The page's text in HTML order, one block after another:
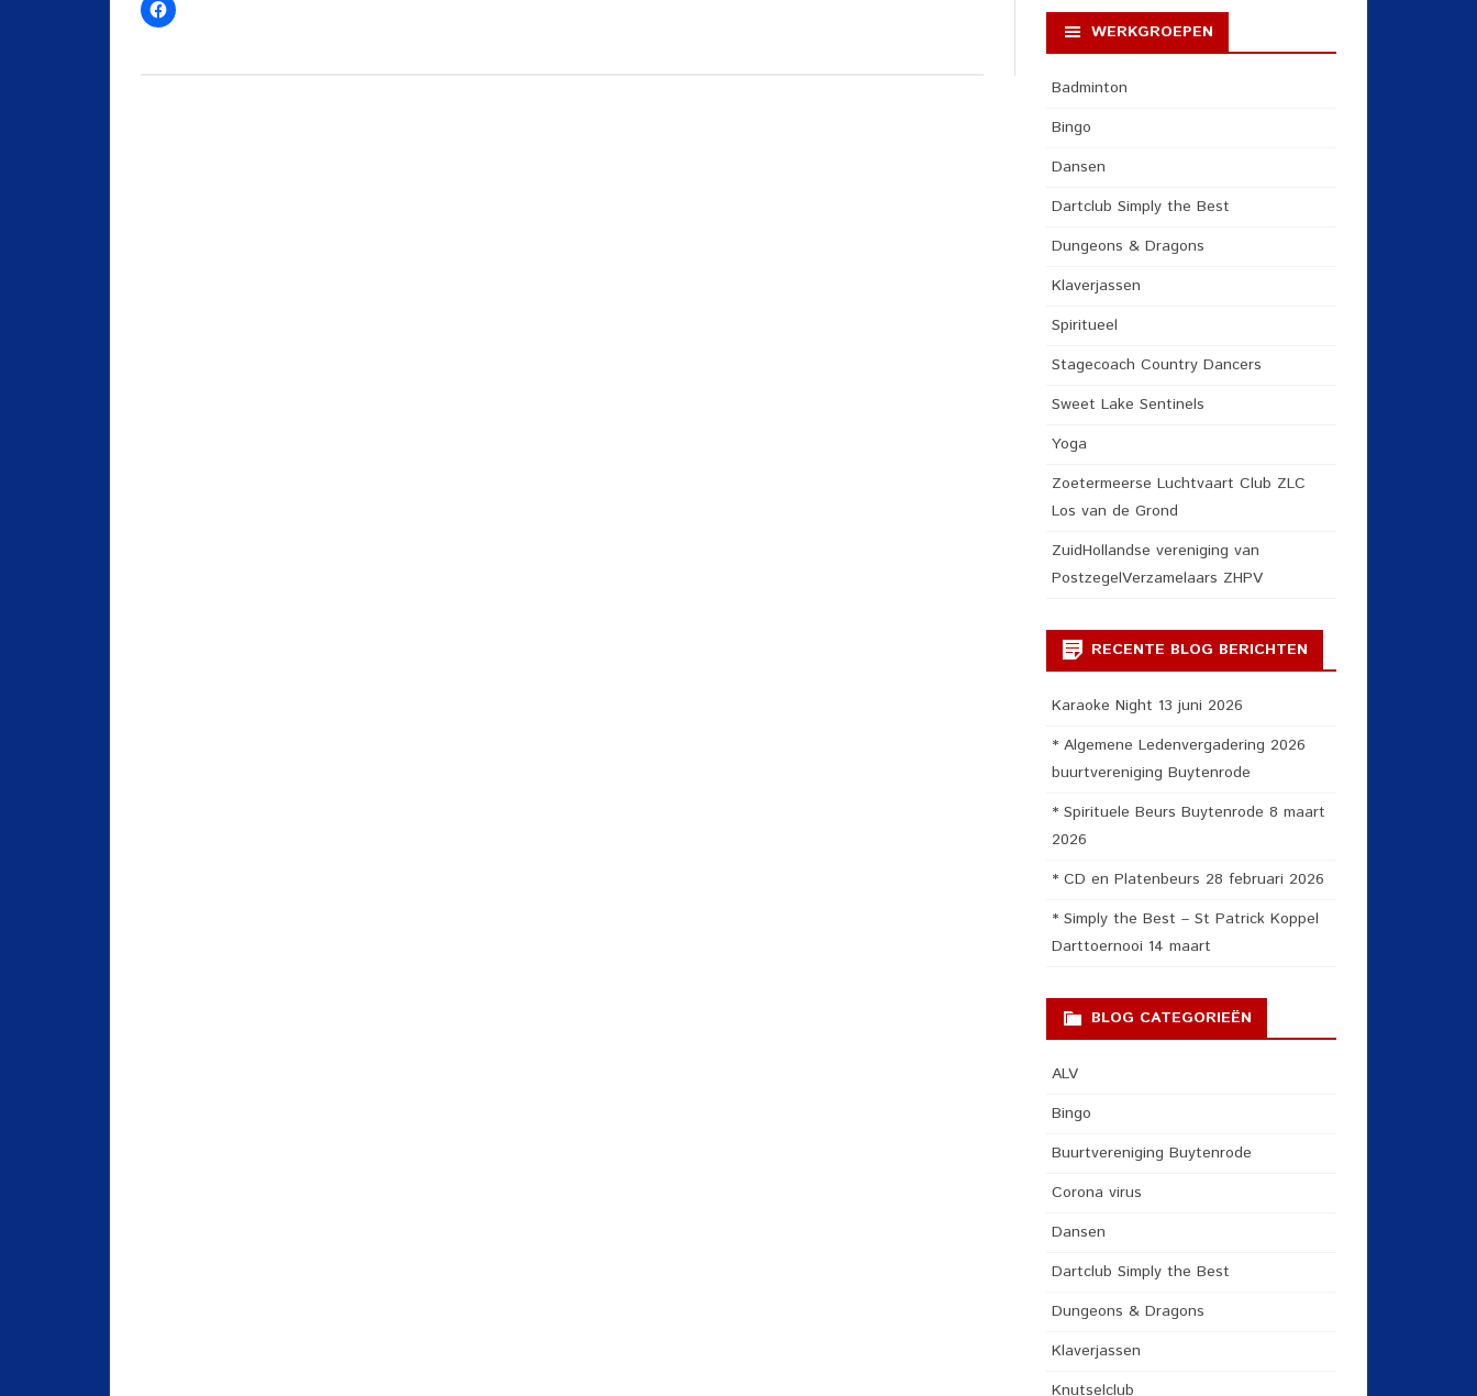
WERKGROEPEN
Badminton
Bingo
Dansen
Dartclub Simply the Best
Dungeons & Dragons
Klaverjassen
Spiritueel
Stagecoach Country Dancers
Sweet Lake Sentinels
Yoga
Zoetermeerse Luchtvaart Club ZLC
Los van de Grond
ZuidHollandse vereniging van
PostzegelVerzamelaars ZHPV
RECENTE BLOG BERICHTEN
Karaoke Night 13 juni 2026
* Algemene Ledenvergadering 2026
buurtvereniging Buytenrode
* Spirituele Beurs Buytenrode 8 maart
2026
* CD en Platenbeurs 28 februari 2026
* Simply the Best – St Patrick Koppel
Darttoernooi 14 maart
BLOG CATEGORIEËN
ALV
Bingo
Buurtvereniging Buytenrode
Corona virus
Dansen
Dartclub Simply the Best
Dungeons & Dragons
Klaverjassen
Knutselclub